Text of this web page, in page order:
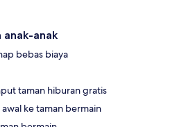
anak-anak
bebas biaya
taman hiburan gratis
ke taman bermain